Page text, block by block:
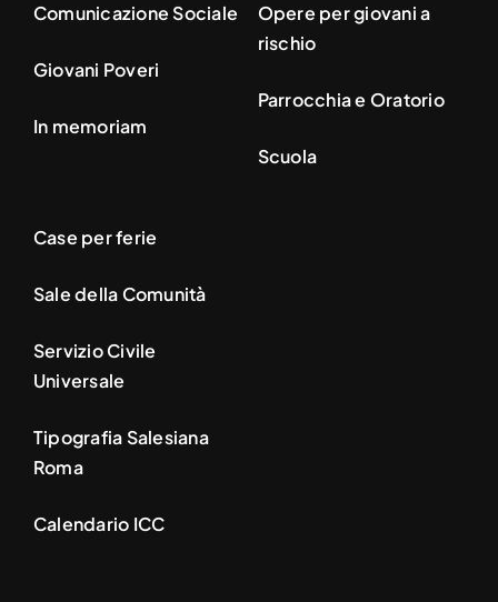
Comunicazione Sociale
Giovani Poveri
In memoriam
Opere per giovani a
rischio
Parrocchia e Oratorio
Scuola
Case per ferie
Sale della Comunità
Servizio Civile
Universale
Tipografia Salesiana
Roma
Calendario ICC